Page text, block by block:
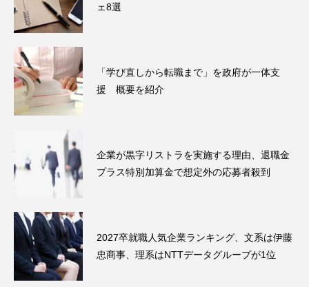
ェ8選
「学び直しから転職まで」を政府が一体支
援 概要を紹介
企業が黒字リストラを実施する理由、退職金
プラス特別加算金で想定外の応募者殺到
2027卒就職人気企業ランキング、文系は伊藤
忠商事、理系はNTTデータグループが1位